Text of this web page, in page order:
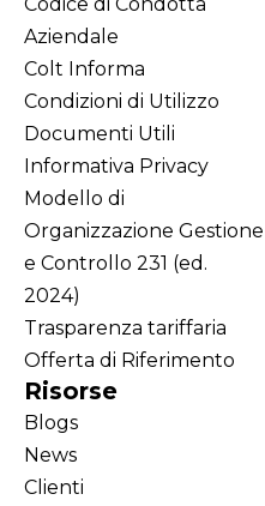
Aziendale
Colt Informa
Condizioni di Utilizzo
Documenti Utili
Informativa Privacy
Modello di
Organizzazione Gestione
e Controllo 231 (ed.
2024)
Trasparenza tariffaria
Offerta di Riferimento
Risorse
Blogs
News
Clienti